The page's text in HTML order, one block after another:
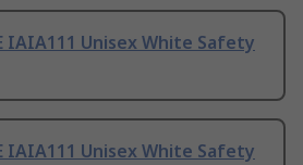
IAIA111 Unisex White Safety
IAIA111 Unisex White Safety